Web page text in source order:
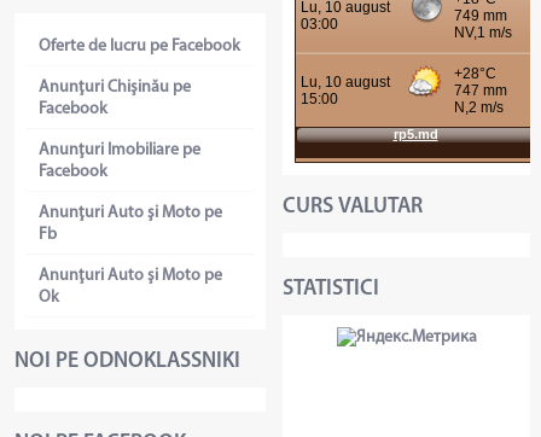
Oferte de lucru pe Facebook
Anunţuri Chişinău pe
Facebook
Anunţuri Imobiliare pe
Facebook
Anunţuri Auto şi Moto pe
Fb
Anunţuri Auto şi Moto pe
Ok
NOI PE ODNOKLASSNIKI
CURS VALUTAR
STATISTICI